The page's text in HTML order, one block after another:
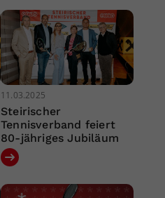
11.03.2025
Steirischer
Tennisverband feiert
80-jähriges Jubiläum